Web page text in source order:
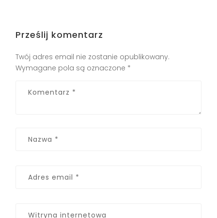
Prześlij komentarz
Twój adres email nie zostanie opublikowany.
Wymagane pola są oznaczone *